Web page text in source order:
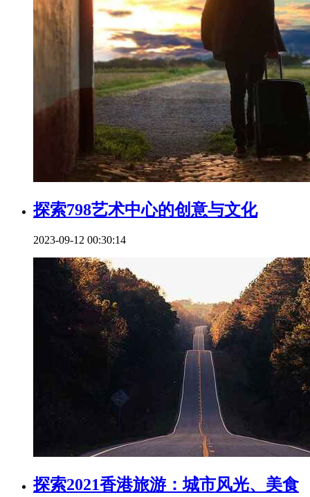
探索798艺术中心的创意与文化
2023-09-12 00:30:14
探索2021香港旅游：城市风光、美食